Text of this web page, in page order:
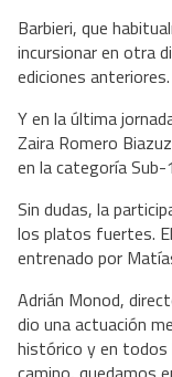
Barbieri, que
incursionar en otra
ediciones anteriores.
Y en la última
Zaira Romero
en la categoría Sub-
Sin dudas, la
los platos fuertes.
entrenado por
Adrián Monod,
dio una actuación
histórico y en todos